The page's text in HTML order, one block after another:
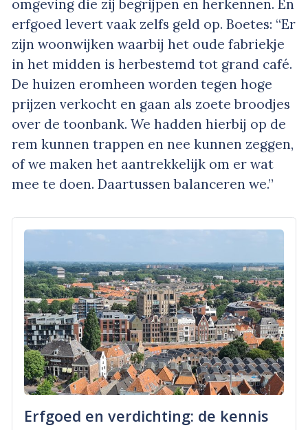
omgeving die zij begrijpen en herkennen. En
erfgoed levert vaak zelfs geld op. Boetes: “Er
zijn woonwijken waarbij het oude fabriekje
in het midden is herbestemd tot grand café.
De huizen eromheen worden tegen hoge
prijzen verkocht en gaan als zoete broodjes
over de toonbank. We hadden hierbij op de
rem kunnen trappen en nee kunnen zeggen,
of we maken het aantrekkelijk om er wat
mee te doen. Daartussen balanceren we.”
Erfgoed en verdichting: de kennis